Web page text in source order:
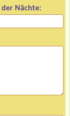
der Nächte: